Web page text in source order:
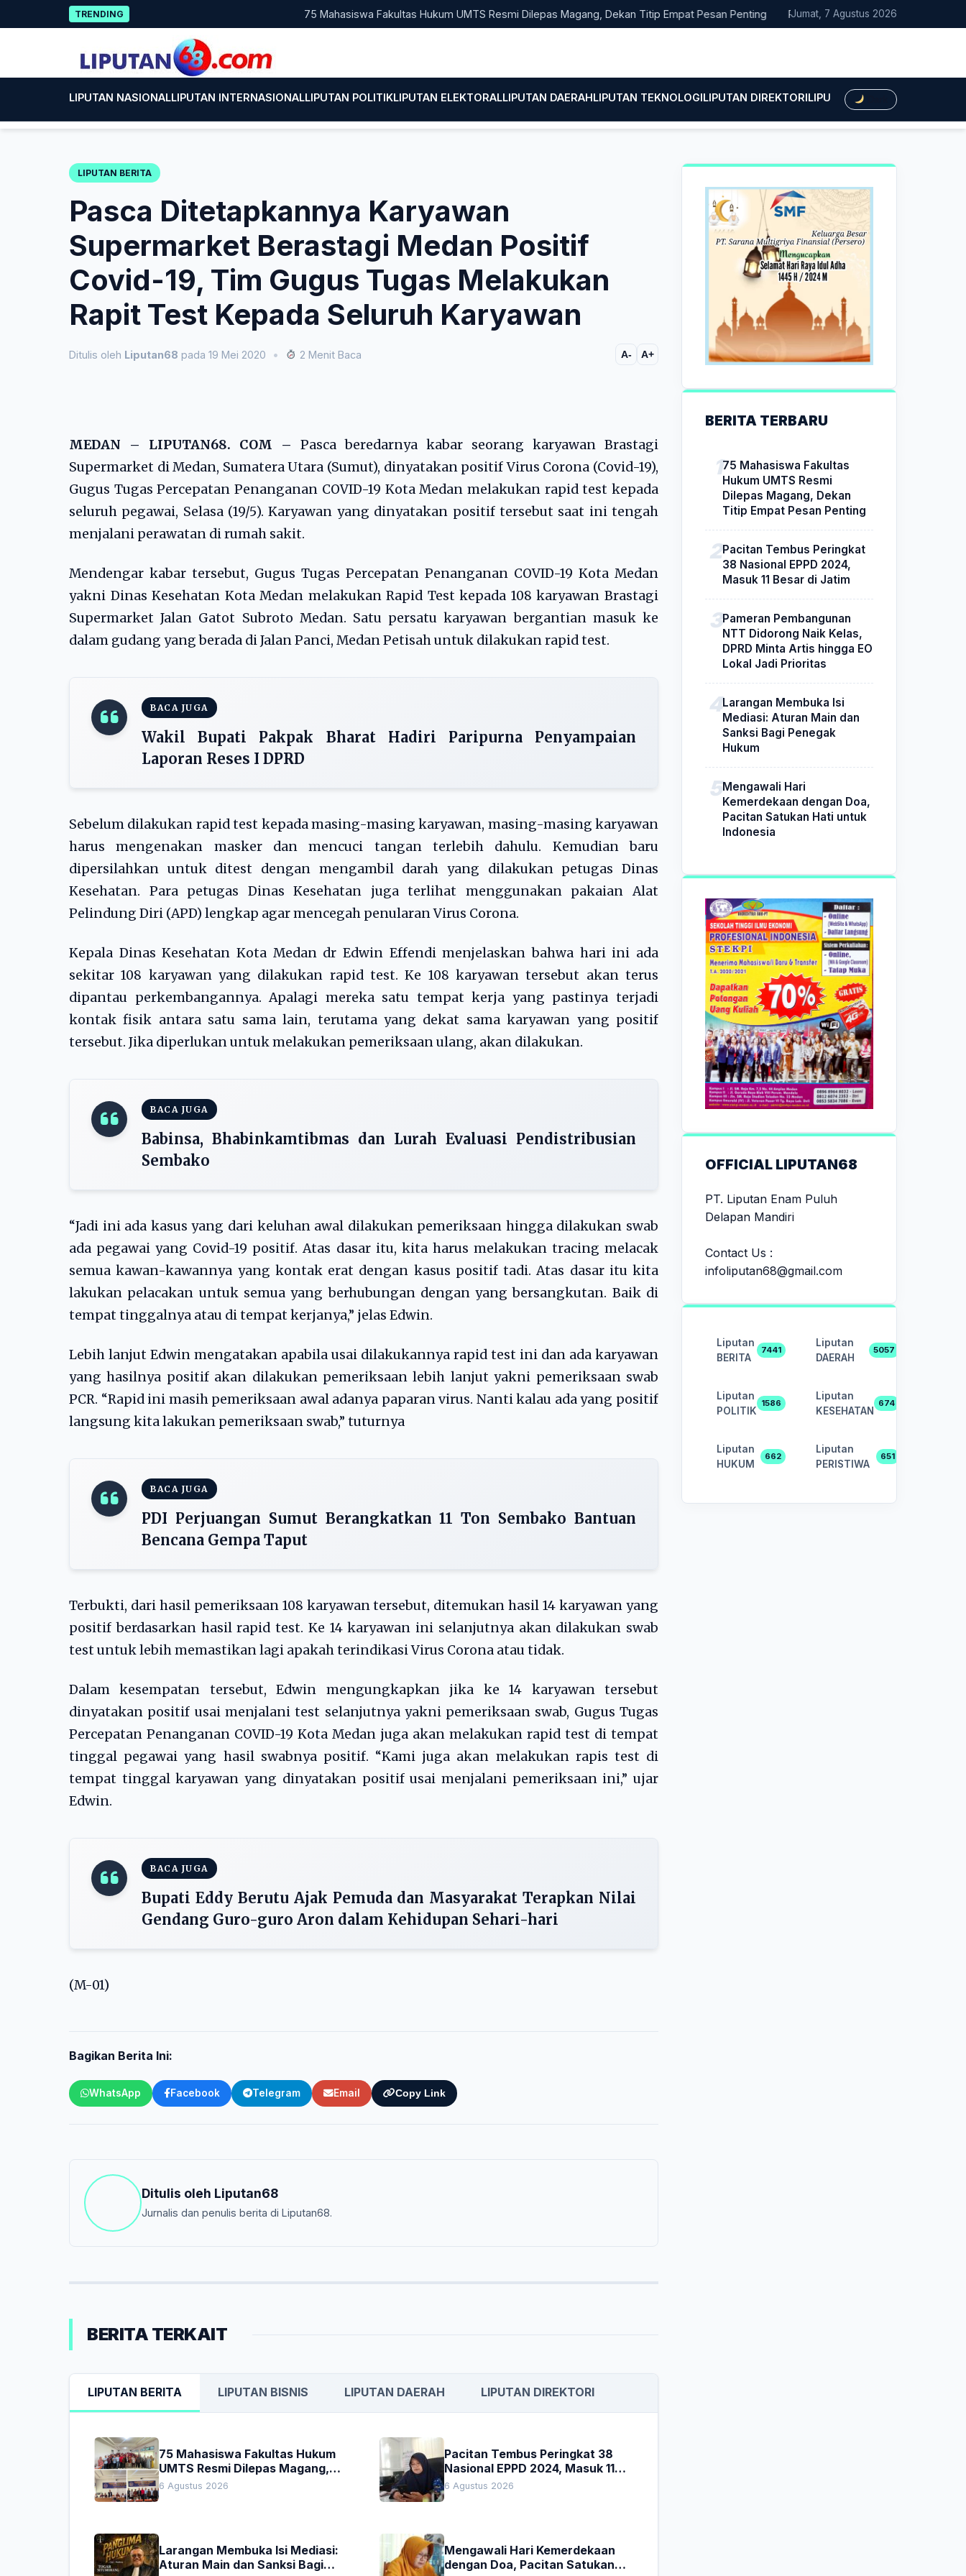
to
TRENDING 75 Mahasiswa Fakultas Hukum UMTS Resmi Dilepas Magang, Dekan Titip Empat Pesan Penting Pacitan Tembus Peringkat 38 Nasional
Jumat, 7 Agustus 2026
LIPUTAN NASIONALLIPUTAN INTERNASIONALLIPUTAN POLITIKLIPUTAN ELEKTORALLIPUTAN DAERAHLIPUTAN TEKNOLOGILIPUTAN DIREKTORILIPUTAN HUKUMLIPUTAN
LIPUTAN BERITA
Pasca Ditetapkannya Karyawan
Supermarket Berastagi Medan Positif
Covid-19, Tim Gugus Tugas Melakukan
Rapit Test Kepada Seluruh Karyawan
Ditulis oleh Liputan68 pada 19 Mei 2020 • 2 Menit Baca A- A+
MEDAN – LIPUTAN68. COM – Pasca beredarnya kabar seorang karyawan Brastagi
Supermarket di Medan, Sumatera Utara (Sumut), dinyatakan positif Virus Corona (Covid-19),
Gugus Tugas Percepatan Penanganan COVID-19 Kota Medan melakukan rapid test kepada
seluruh pegawai, Selasa (19/5). Karyawan yang dinyatakan positif tersebut saat ini tengah
menjalani perawatan di rumah sakit.
Mendengar kabar tersebut, Gugus Tugas Percepatan Penanganan COVID-19 Kota Medan
yakni Dinas Kesehatan Kota Medan melakukan Rapid Test kepada 108 karyawan Brastagi
Supermarket Jalan Gatot Subroto Medan. Satu persatu karyawan bergantian masuk ke
dalam gudang yang berada di Jalan Panci, Medan Petisah untuk dilakukan rapid test.
BACA JUGA
Wakil Bupati Pakpak Bharat Hadiri Paripurna Penyampaian
Laporan Reses I DPRD
Sebelum dilakukan rapid test kepada masing-masing karyawan, masing-masing karyawan
harus mengenakan masker dan mencuci tangan terlebih dahulu. Kemudian baru
dipersilahkan untuk ditest dengan mengambil darah yang dilakukan petugas Dinas
Kesehatan. Para petugas Dinas Kesehatan juga terlihat menggunakan pakaian Alat
Pelindung Diri (APD) lengkap agar mencegah penularan Virus Corona.
Kepala Dinas Kesehatan Kota Medan dr Edwin Effendi menjelaskan bahwa hari ini ada
sekitar 108 karyawan yang dilakukan rapid test. Ke 108 karyawan tersebut akan terus
dipantau perkembangannya. Apalagi mereka satu tempat kerja yang pastinya terjadi
kontak fisik antara satu sama lain, terutama yang dekat sama karyawan yang positif
tersebut. Jika diperlukan untuk melakukan pemeriksaan ulang, akan dilakukan.
BACA JUGA
Babinsa, Bhabinkamtibmas dan Lurah Evaluasi Pendistribusian
Sembako
“Jadi ini ada kasus yang dari keluhan awal dilakukan pemeriksaan hingga dilakukan swab
ada pegawai yang Covid-19 positif. Atas dasar itu, kita harus melakukan tracing melacak
semua kawan-kawannya yang kontak erat dengan kasus positif tadi. Atas dasar itu kita
lakukan pelacakan untuk semua yang berhubungan dengan yang bersangkutan. Baik di
tempat tinggalnya atau di tempat kerjanya,” jelas Edwin.
Lebih lanjut Edwin mengatakan apabila usai dilakukannya rapid test ini dan ada karyawan
yang hasilnya positif akan dilakukan pemeriksaan lebih lanjut yakni pemeriksaan swab
PCR. “Rapid ini masih pemeriksaan awal adanya paparan virus. Nanti kalau ada yang positif
langsung kita lakukan pemeriksaan swab,” tuturnya
BACA JUGA
PDI Perjuangan Sumut Berangkatkan 11 Ton Sembako Bantuan
Bencana Gempa Taput
Terbukti, dari hasil pemeriksaan 108 karyawan tersebut, ditemukan hasil 14 karyawan yang
positif berdasarkan hasil rapid test. Ke 14 karyawan ini selanjutnya akan dilakukan swab
test untuk lebih memastikan lagi apakah terindikasi Virus Corona atau tidak.
Dalam kesempatan tersebut, Edwin mengungkapkan jika ke 14 karyawan tersebut
dinyatakan positif usai menjalani test selanjutnya yakni pemeriksaan swab, Gugus Tugas
Percepatan Penanganan COVID-19 Kota Medan juga akan melakukan rapid test di tempat
tinggal pegawai yang hasil swabnya positif. “Kami juga akan melakukan rapis test di
tempat tinggal karyawan yang dinyatakan positif usai menjalani pemeriksaan ini,” ujar
Edwin.
BACA JUGA
Bupati Eddy Berutu Ajak Pemuda dan Masyarakat Terapkan Nilai
Gendang Guro-guro Aron dalam Kehidupan Sehari-hari
(M-01)
Bagikan Berita Ini:
WhatsApp Facebook Telegram Email Copy Link
Ditulis oleh Liputan68
Jurnalis dan penulis berita di Liputan68.
BERITA TERKAIT
LIPUTAN BERITA LIPUTAN BISNIS LIPUTAN DAERAH LIPUTAN DIREKTORI
75 Mahasiswa Fakultas Hukum
UMTS Resmi Dilepas Magang,
Dekan Titip Empat Pesan
6 Agustus 2026
Pacitan Tembus Peringkat 38
Nasional EPPD 2024, Masuk 11
Besar di Jatim
6 Agustus 2026
Larangan Membuka Isi Mediasi:
Aturan Main dan Sanksi Bagi
Mengawali Hari Kemerdekaan
dengan Doa, Pacitan Satukan
BERITA TERBARU
75 Mahasiswa Fakultas
Hukum UMTS Resmi
Dilepas Magang, Dekan
Titip Empat Pesan Penting
Pacitan Tembus Peringkat
38 Nasional EPPD 2024,
Masuk 11 Besar di Jatim
Pameran Pembangunan
NTT Didorong Naik Kelas,
DPRD Minta Artis hingga EO
Lokal Jadi Prioritas
Larangan Membuka Isi
Mediasi: Aturan Main dan
Sanksi Bagi Penegak
Hukum
Mengawali Hari
Kemerdekaan dengan Doa,
Pacitan Satukan Hati untuk
Indonesia
OFFICIAL LIPUTAN68
PT. Liputan Enam Puluh
Delapan Mandiri
Contact Us :
infoliputan68@gmail.com
Liputan
BERITA
7441
Liputan
DAERAH
5057
Liputan
POLITIK
1586
Liputan
KESEHATAN
674
Liputan
HUKUM
662
Liputan
PERISTIWA
651